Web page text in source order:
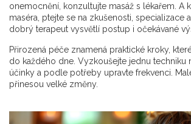
onemocnění, konzultujte masáž s lékařem. A
maséra, ptejte se na zkušenosti, specializace
dobrý terapeut vysvětlí postup i očekávané
Přirozená péče znamená praktické kroky,
do každého dne. Vyzkoušejte jednu techniku
účinky a podle potřeby upravte frekvenci.
přinesou velké změny.